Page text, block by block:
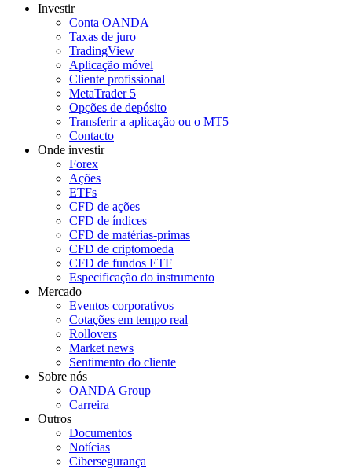
Investir
Conta OANDA
Taxas de juro
TradingView
Aplicação móvel
Cliente profissional
MetaTrader 5
Opções de depósito
Transferir a aplicação ou o MT5
Contacto
Onde investir
Forex
Ações
ETFs
CFD de ações
CFD de índices
CFD de matérias-primas
CFD de criptomoeda
CFD de fundos ETF
Especificação do instrumento
Mercado
Eventos corporativos
Cotações em tempo real
Rollovers
Market news
Sentimento do cliente
Sobre nós
OANDA Group
Carreira
Outros
Documentos
Notícias
Cibersegurança